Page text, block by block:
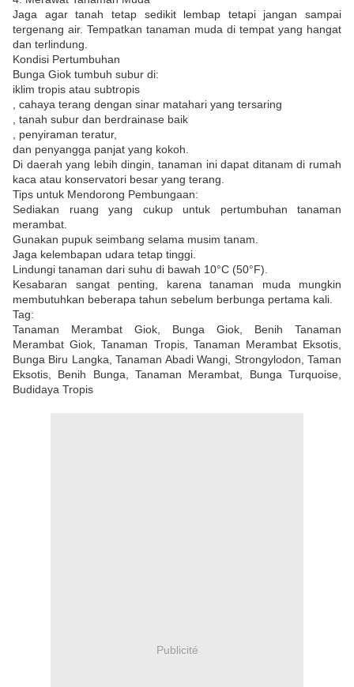
Jaga agar tanah tetap sedikit lembap tetapi jangan sampai
tergenang air. Tempatkan tanaman muda di tempat yang hangat
dan terlindung.
Kondisi Pertumbuhan
Bunga Giok tumbuh subur di:
iklim tropis atau subtropis
, cahaya terang dengan sinar matahari yang tersaring
, tanah subur dan berdrainase baik
, penyiraman teratur,
dan penyangga panjat yang kokoh.
Di daerah yang lebih dingin, tanaman ini dapat ditanam di rumah
kaca atau konservatori besar yang terang.
Tips untuk Mendorong Pembungaan:
Sediakan ruang yang cukup untuk pertumbuhan tanaman
merambat.
Gunakan pupuk seimbang selama musim tanam.
Jaga kelembapan udara tetap tinggi.
Lindungi tanaman dari suhu di bawah 10°C (50°F).
Kesabaran sangat penting, karena tanaman muda mungkin
membutuhkan beberapa tahun sebelum berbunga pertama kali.
Tag:
Tanaman Merambat Giok, Bunga Giok, Benih Tanaman
Merambat Giok, Tanaman Tropis, Tanaman Merambat Eksotis,
Bunga Biru Langka, Tanaman Abadi Wangi, Strongylodon, Taman
Eksotis, Benih Bunga, Tanaman Merambat, Bunga Turquoise,
Budidaya Tropis
Publicité